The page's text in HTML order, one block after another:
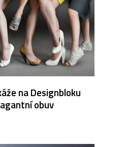
na Designbloku
obuv